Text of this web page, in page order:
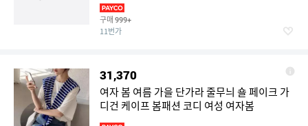
구매 999+
11번가
31,370
여자 봄 여름 가을 단가라 줄무늬 숄 페이크 가
디건 케이프 봄패션 코디 여성 여자봄